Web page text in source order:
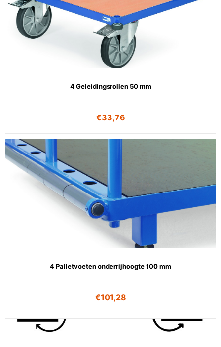
4 Geleidingsrollen 50 mm
€33,76
4 Palletvoeten onderrijhoogte 100 mm
€101,28